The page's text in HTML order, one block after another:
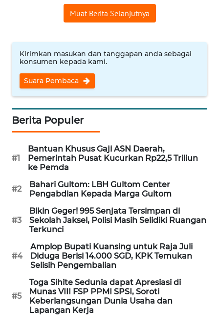
Muat Berita Selanjutnya
Kirimkan masukan dan tanggapan anda sebagai
konsumen kepada kami.
Suara Pembaca
Berita Populer
#1
Bantuan Khusus Gaji ASN Daerah,
Pemerintah Pusat Kucurkan Rp22,5 Triliun
ke Pemda
#2
Bahari Gultom: LBH Gultom Center
Pengabdian Kepada Marga Gultom
#3
Bikin Geger! 995 Senjata Tersimpan di
Sekolah Jaksel, Polisi Masih Selidiki Ruangan
Terkunci
#4
Amplop Bupati Kuansing untuk Raja Juli
Diduga Berisi 14.000 SGD, KPK Temukan
Selisih Pengembalian
#5
Toga Sihite Sedunia dapat Apresiasi di
Munas VIII FSP PPMI SPSI, Soroti
Keberlangsungan Dunia Usaha dan
Lapangan Kerja
WN
LAMPUNG
WN
JATENG
WN
NUSANTARA
WN
JOGJA
WN
JATIM
BALI
WN
KALBAR
WN
KALTENG